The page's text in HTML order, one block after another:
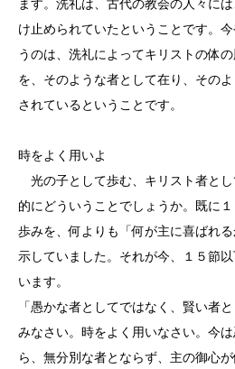
ます。洗礼は、古代の教会の人々に
け止められていたということです。
うのは、洗礼によってキリストの体
を、そのような者として在り、その
されているということです。
時をよく用いよ
光の子として歩む、キリスト者と
的にどういうことでしょうか。既に
歩みを、何よりも「何が主に喜ばれ
示していました。それが今、１５節
います。
「愚かな者としてではなく、賢い者
みなさい。時をよく用いなさい。今
ら、無分別な者とならず、主の御心